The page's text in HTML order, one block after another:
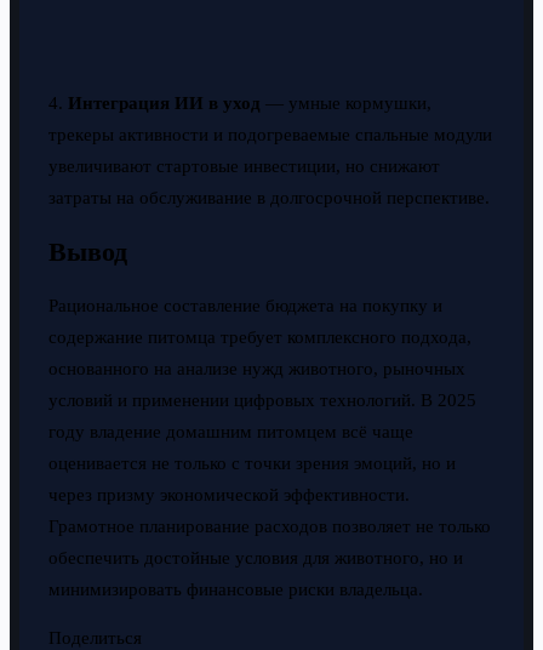
4. Интеграция ИИ в уход — умные кормушки,
трекеры активности и подогреваемые спальные модули
увеличивают стартовые инвестиции, но снижают
затраты на обслуживание в долгосрочной перспективе.
Вывод
Рациональное составление бюджета на покупку и
содержание питомца требует комплексного подхода,
основанного на анализе нужд животного, рыночных
условий и применении цифровых технологий. В 2025
году владение домашним питомцем всё чаще
оценивается не только с точки зрения эмоций, но и
через призму экономической эффективности.
Грамотное планирование расходов позволяет не только
обеспечить достойные условия для животного, но и
минимизировать финансовые риски владельца.
Поделиться